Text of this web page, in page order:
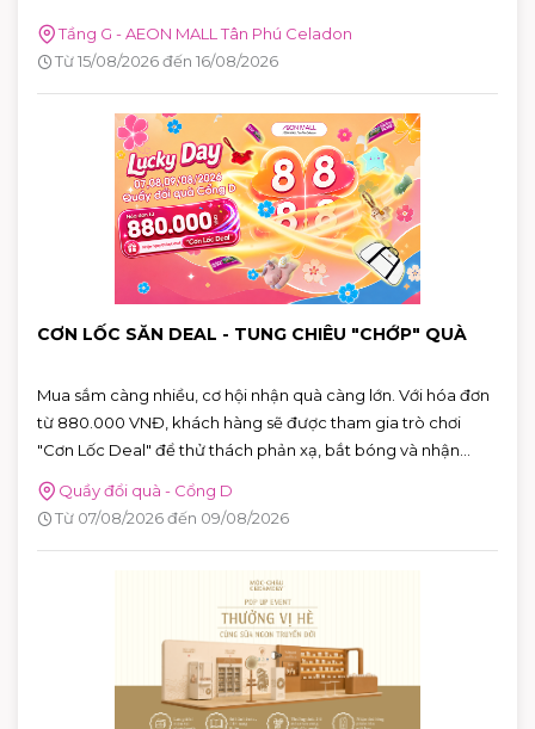
Tầng G - AEON MALL Tân Phú Celadon
Từ 15/08/2026 đến 16/08/2026
CƠN LỐC SĂN DEAL - TUNG CHIÊU "CHỚP" QUÀ
Mua sắm càng nhiều, cơ hội nhận quà càng lớn. Với hóa đơn
từ 880.000 VNĐ, khách hàng sẽ được tham gia trò chơi
"Cơn Lốc Deal" để thử thách phản xạ, bắt bóng và nhận
ngay những phần quà hấp dẫn tại AEON MALL Tân Phú
Celadon.
Quầy đổi quà - Cổng D
Từ 07/08/2026 đến 09/08/2026